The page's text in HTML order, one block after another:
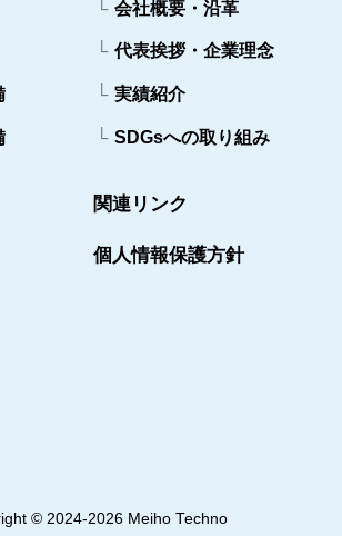
会社概要・沿革
代表挨拶・企業理念
実績紹介
SDGsへの取り組み
関連リンク
個人情報保護方針
© 2024-2026 Meiho Techno